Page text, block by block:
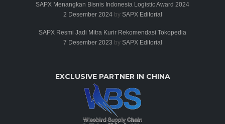
SAPX Menangkan Bisnis Indonesia Logistic Award 2024
2 Desember 2024by SAPX Editorial
SAPX Resmi Jadi Mitra Kurir Rekomendasi Tokopedia
7 Desember 2023 by SAPX Editorial
EXCLUSIVE PARTNER IN CHINA